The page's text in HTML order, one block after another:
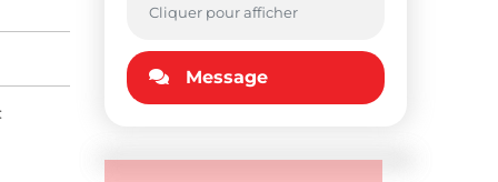
Cliquer pour afficher
Message